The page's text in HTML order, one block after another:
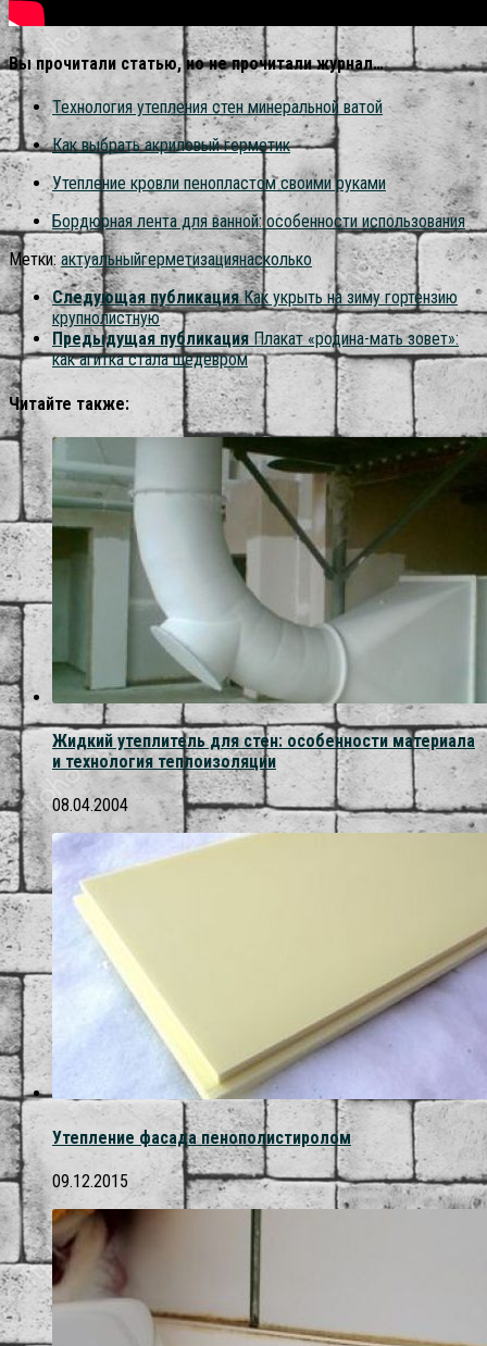
Вы прочитали статью, но не прочитали журнал…
Технология утепления стен минеральной ватой
Как выбрать акриловый герметик
Утепление кровли пенопластом своими руками
Бордюрная лента для ванной: особенности использования
Метки: актуальныйгерметизациянасколько
Следующая публикация Как укрыть на зиму гортензию
крупнолистную
Предыдущая публикация Плакат «родина-мать зовет»:
как агитка стала шедевром
Читайте также:
Жидкий утеплитель для стен: особенности материала
и технология теплоизоляции
08.04.2004
Утепление фасада пенополистиролом
09.12.2015